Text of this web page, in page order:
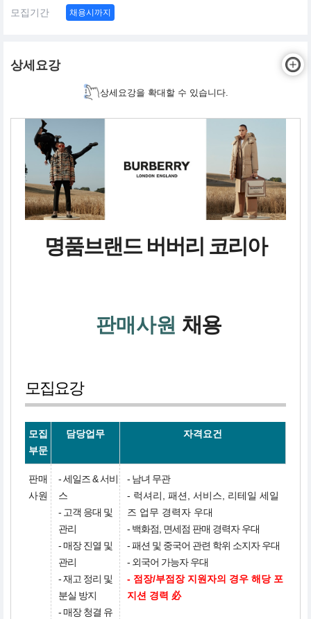
모집기간 채용시까지
상세요강
상세요강을 확대할 수 있습니다.
명품브랜드 버버리 코리아
판매사원 채용
모집요강
모집
부문
담당업무 자격요건
판매
사원
- 세일즈 & 서비
스
- 고객 응대 및
관리
- 매장 진열 및
관리
- 재고 정리 및
분실 방지
- 매장 청결 유
- 남녀 무관
- 럭셔리, 패션, 서비스, 리테일 세일
즈 업무 경력자 우대
- 백화점, 면세점 판매 경력자 우대
- 패션 및 중국어 관련 학위 소지자 우대
- 외국어 가능자 우대
- 점장/부점장 지원자의 경우 해당 포
지션 경력 必